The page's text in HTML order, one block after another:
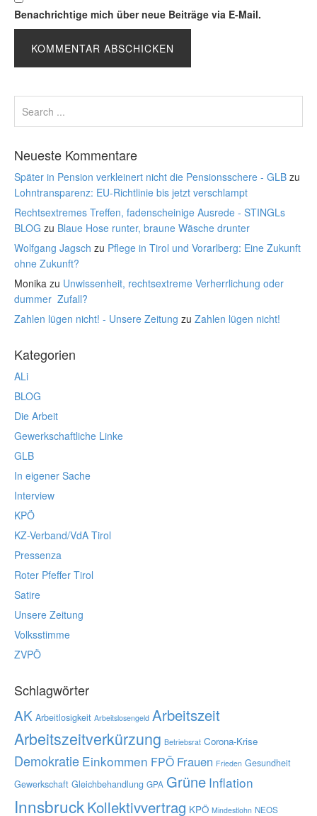
Benachrichtige mich über neue Beiträge via E-Mail.
Neueste Kommentare
Später in Pension verkleinert nicht die Pensionsschere - GLB zu
Lohntransparenz: EU-Richtlinie bis jetzt verschlampt
Rechtsextremes Treffen, fadenscheinige Ausrede - STINGLs
BLOG zu Blaue Hose runter, braune Wäsche drunter
Wolfgang Jagsch zu Pflege in Tirol und Vorarlberg: Eine Zukunft
ohne Zukunft?
Monika zu Unwissenheit, rechtsextreme Verherrlichung oder
dummer Zufall?
Zahlen lügen nicht! - Unsere Zeitung zu Zahlen lügen nicht!
Kategorien
ALi
BLOG
Die Arbeit
Gewerkschaftliche Linke
GLB
In eigener Sache
Interview
KPÖ
KZ-Verband/VdA Tirol
Pressenza
Roter Pfeffer Tirol
Satire
Unsere Zeitung
Volksstimme
ZVPÖ
Schlagwörter
AK Arbeitlosigkeit Arbeitslosengeld Arbeitszeit
Arbeitszeitverkürzung Betriebsrat Corona-Krise
Demokratie Einkommen FPÖ Frauen Frieden Gesundheit
Gewerkschaft Gleichbehandlung GPA Grüne Inflation
InnsbruckKollektivvertrag KPÖ Mindestlohn NEOS